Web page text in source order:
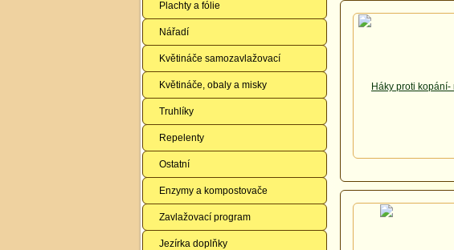
Plachty a fólie
Nářadí
Květináče samozavlažovací
Květináče, obaly a misky
Truhlíky
Repelenty
Ostatní
Enzymy a kompostovače
Zavlažovací program
Jezírka doplňky